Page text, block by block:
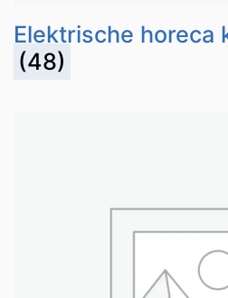
Elektrische horeca
(48)